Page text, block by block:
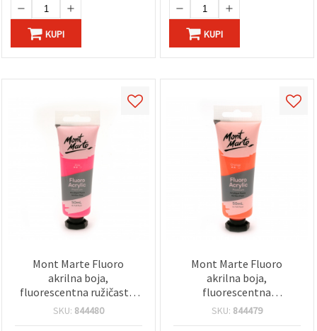
KUPI KUPI
Mont Marte Fluoro
akrilna boja,
fluorescentna ružičasta,
50 ml
SKU: 844480
Mont Marte Fluoro
akrilna boja,
fluorescentna
narančasta, 50 ml
SKU: 844479